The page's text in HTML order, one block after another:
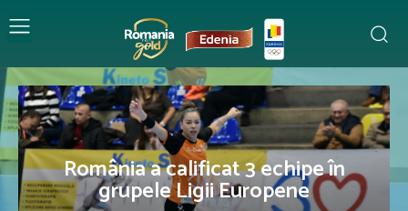
România a calificat 3 echipe în
grupele Ligii Europene